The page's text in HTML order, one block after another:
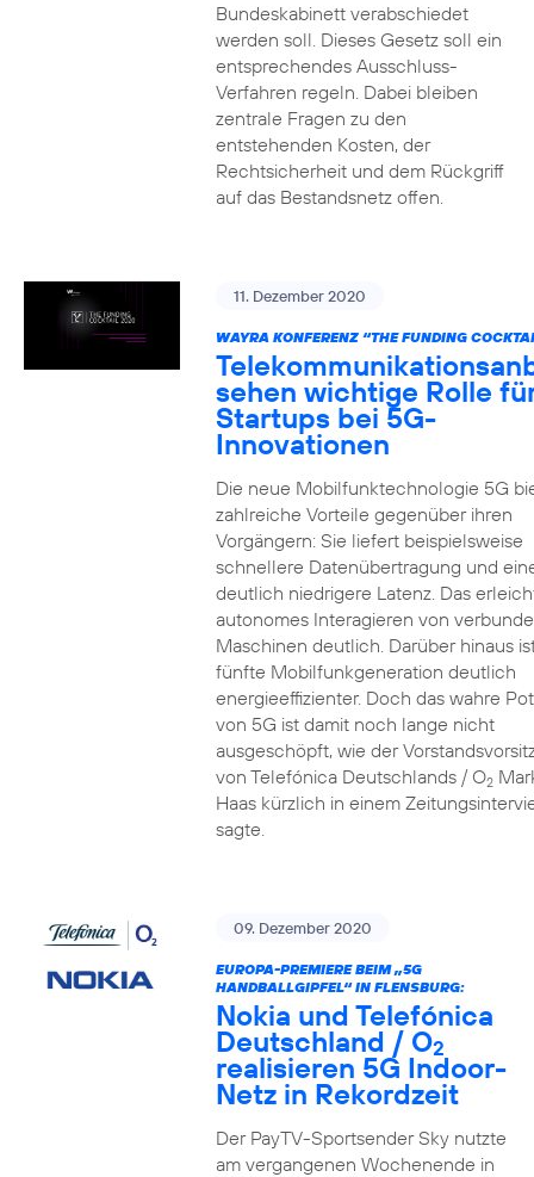
Bundeskabinett verabschiedet
werden soll. Dieses Gesetz soll ein
entsprechendes Ausschluss-
Verfahren regeln. Dabei bleiben
zentrale Fragen zu den
entstehenden Kosten, der
Rechtsicherheit und dem Rückgriff
auf das Bestandsnetz offen.
11. Dezember 2020
WAYRA KONFERENZ “THE FUNDING
sehen wichtige Rolle
Startups bei 5G-
Innovationen
Die neue Mobilfunktechnologie 5G
zahlreiche Vorteile gegenüber ihren
Vorgängern: Sie liefert beispielsweise
schnellere Datenübertragung und
deutlich niedrigere Latenz. Das
autonomes Interagieren von
Maschinen deutlich. Darüber hinaus
fünfte Mobilfunkgeneration deutlich
energieeffizienter. Doch das wahre
von 5G ist damit noch lange nicht
ausgeschöpft, wie der
von Telefónica Deutschlands / O2
Haas kürzlich in einem
sagte.
09. Dezember 2020
EUROPA-PREMIERE BEIM „5G
HANDBALLGIPFEL“ IN FLENSBURG:
Nokia und Telefónica
Deutschland / O2
realisieren 5G Indoor-
Netz in Rekordzeit
Der PayTV-Sportsender Sky nutzte
am vergangenen Wochenende in